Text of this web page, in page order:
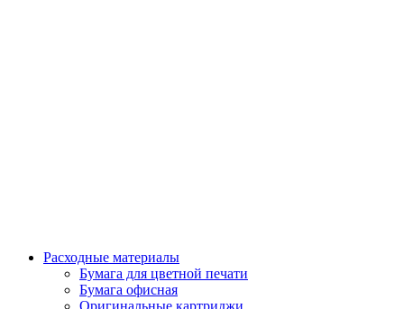
Расходные материалы
Бумага для цветной печати
Бумага офисная
Оригинальные картриджи